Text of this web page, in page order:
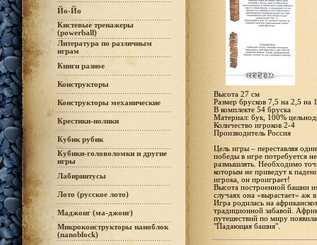
Йо-Йо
Кистевые тренажеры
(powerball)
Литература по различным
играм
Книги разное
Конструкторы
Конструкторы механические
Крестики-нолики
Кубик рубик
Кубики-головоломки и другие
игры
Лабиринтусы
Лото (русское лото)
Маджонг (ма-джонг)
Микроконструкторы наноблок
(nanoblock)
Высота 27 см
Размер брусков 7,5 на 2,5 на
В комплекте 54 бруска
Материал: бук, 100%
Количество игроков 2-4
Производитель Россия
Цель игры – переставляя
победы в игре потребуется
размышлять. Необходимо
которым не приведут к
игрока, он проиграет!
Высота построенной башни
случаях она «вырастает» аж
Игра родилась на
традиционной забавой.
путешествий по миру
"Падающая башня".